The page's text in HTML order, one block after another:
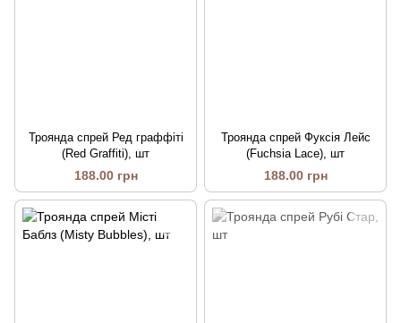
Троянда спрей Ред граффіті
(Red Graffiti), шт
188.00 грн
Троянда спрей Фуксія Лейс
(Fuchsia Lace), шт
188.00 грн